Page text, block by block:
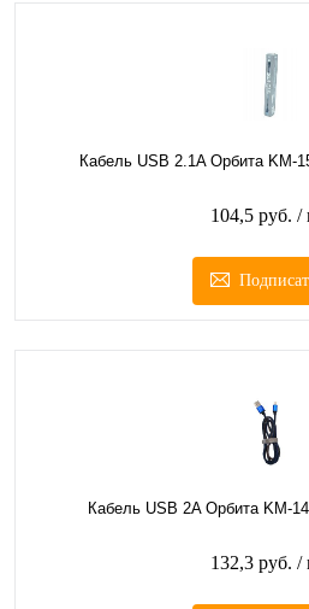
Кабель USB 2.1A Орбита KM-
104,5 руб. /
Кабель USB 2A Орбита KM-
132,3 руб. /